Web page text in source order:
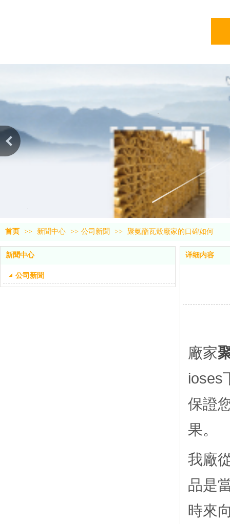
首页 >> 新聞中心 >> 公司新聞 >> 聚氨酯瓦殼廠家的口碑如何
新聞中心
公司新聞
详细内容
廠家
ioses
保證
果。
我廠
品是
時來